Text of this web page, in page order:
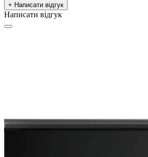
+ Написати відгук
Написати відгук